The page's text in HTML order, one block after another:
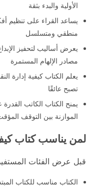
الأولية والبدء بثقة
يساعد القراء على تنظيم
منطقي ومتسلسل
يعرض أساليب لتحفيز
مصادر الإلهام المستمرة
يعلم الكتاب كيفية إدارة
تصبح عائقًا
يمنح الكتاب الكاتب
الموازنة بين التوقف
لمن يناسب كتاب
قبل عرض الفئات
الكتاب مناسب للكتاب